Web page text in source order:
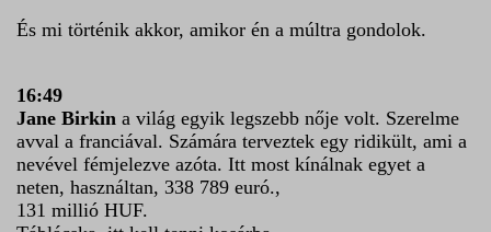
És mi történik akkor, amikor én a múltra gondolok.
16:49
Jane Birkin a világ egyik legszebb nője volt. Szerelme
avval a franciával. Számára terveztek egy ridikült, ami a
nevével fémjelezve azóta. Itt most kínálnak egyet a
neten, használtan, 338 789 euró.,
131 millió HUF.